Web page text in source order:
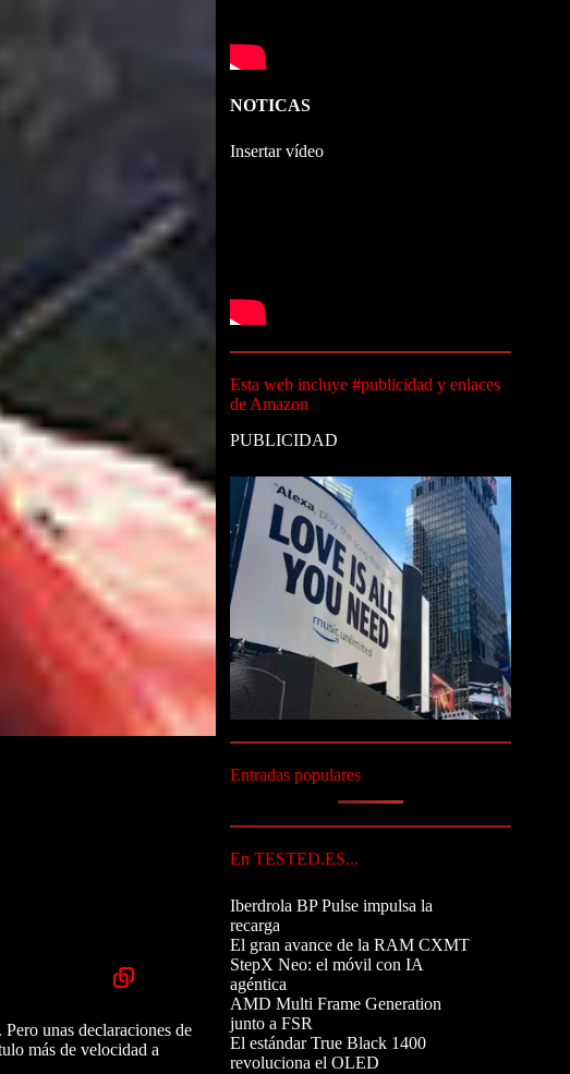
unas declaraciones de
más de velocidad a
NOTICAS
Insertar vídeo
Esta web incluye #publicidad y enlaces
de Amazon
PUBLICIDAD
Entradas populares
En TESTED.ES...
Iberdrola BP Pulse impulsa la
recarga
El gran avance de la RAM CXMT
StepX Neo: el móvil con IA
agéntica
AMD Multi Frame Generation
junto a FSR
El estándar True Black 1400
revoluciona el OLED